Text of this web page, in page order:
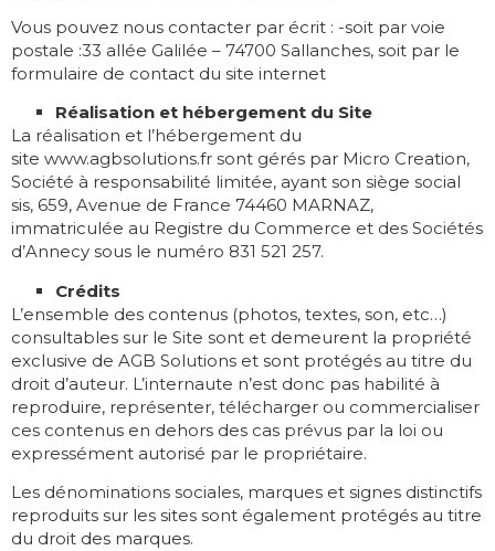
Vous pouvez nous contacter par écrit : -soit par voie
postale :33 allée Galilée – 74700 Sallanches, soit par le
formulaire de contact du site internet
Réalisation et hébergement du Site
La réalisation et l’hébergement du
site www.agbsolutions.fr sont gérés par Micro Creation,
Société à responsabilité limitée, ayant son siège social
sis, 659, Avenue de France 74460 MARNAZ,
immatriculée au Registre du Commerce et des Sociétés
d’Annecy sous le numéro 831 521 257.
Crédits
L’ensemble des contenus (photos, textes, son, etc…)
consultables sur le Site sont et demeurent la propriété
exclusive de AGB Solutions et sont protégés au titre du
droit d’auteur. L’internaute n’est donc pas habilité à
reproduire, représenter, télécharger ou commercialiser
ces contenus en dehors des cas prévus par la loi ou
expressément autorisé par le propriétaire.
Les dénominations sociales, marques et signes distinctifs
reproduits sur les sites sont également protégés au titre
du droit des marques.